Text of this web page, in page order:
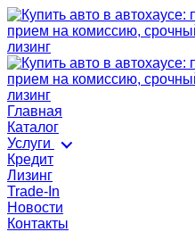
Главная
Каталог
Услуги
Кредит
Лизинг
Trade-In
Новости
Контакты